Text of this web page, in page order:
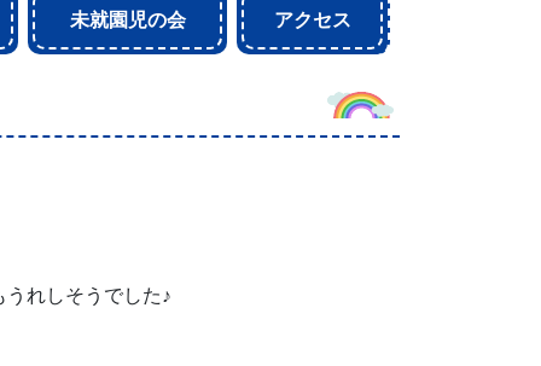
未就園児の会 アクセス
れしそうでした♪